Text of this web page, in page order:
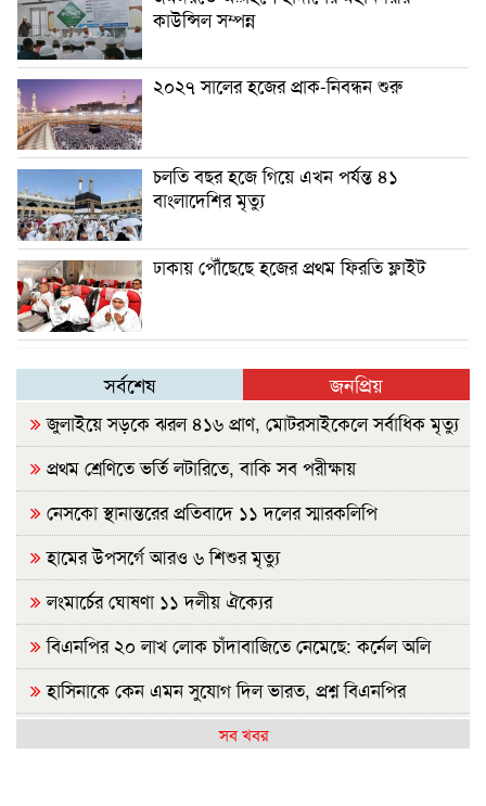
কাউন্সিল সম্পন্ন
২০২৭ সালের হজের প্রাক-নিবন্ধন শুরু
চলতি বছর হজে গিয়ে এখন পর্যন্ত ৪১
বাংলাদেশির মৃত্যু
ঢাকায় পৌঁছেছে হজের প্রথম ফিরতি ফ্লাইট
সর্বশেষ জনপ্রিয়
জুলাইয়ে সড়কে ঝরল ৪১৬ প্রাণ, মোটরসাইকেলে সর্বাধিক মৃত্যু
প্রথম শ্রেণিতে ভর্তি লটারিতে, বাকি সব পরীক্ষায়
নেসকো স্থানান্তরের প্রতিবাদে ১১ দলের স্মারকলিপি
হামের উপসর্গে আরও ৬ শিশুর মৃত্যু
লংমার্চের ঘোষণা ১১ দলীয় ঐক্যের
বিএনপির ২০ লাখ লোক চাঁদাবাজিতে নেমেছে: কর্নেল অলি
হাসিনাকে কেন এমন সুযোগ দিল ভারত, প্রশ্ন বিএনপির
রাষ্ট্রপতি নির্বাচন ২০ আগস্টসব খবর